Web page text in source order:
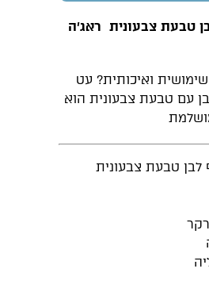
טבעת צבעונית ראג’ה
ואיכותית? עט
עם טבעת צבעונית הוא
לבן טבעת צבעונית